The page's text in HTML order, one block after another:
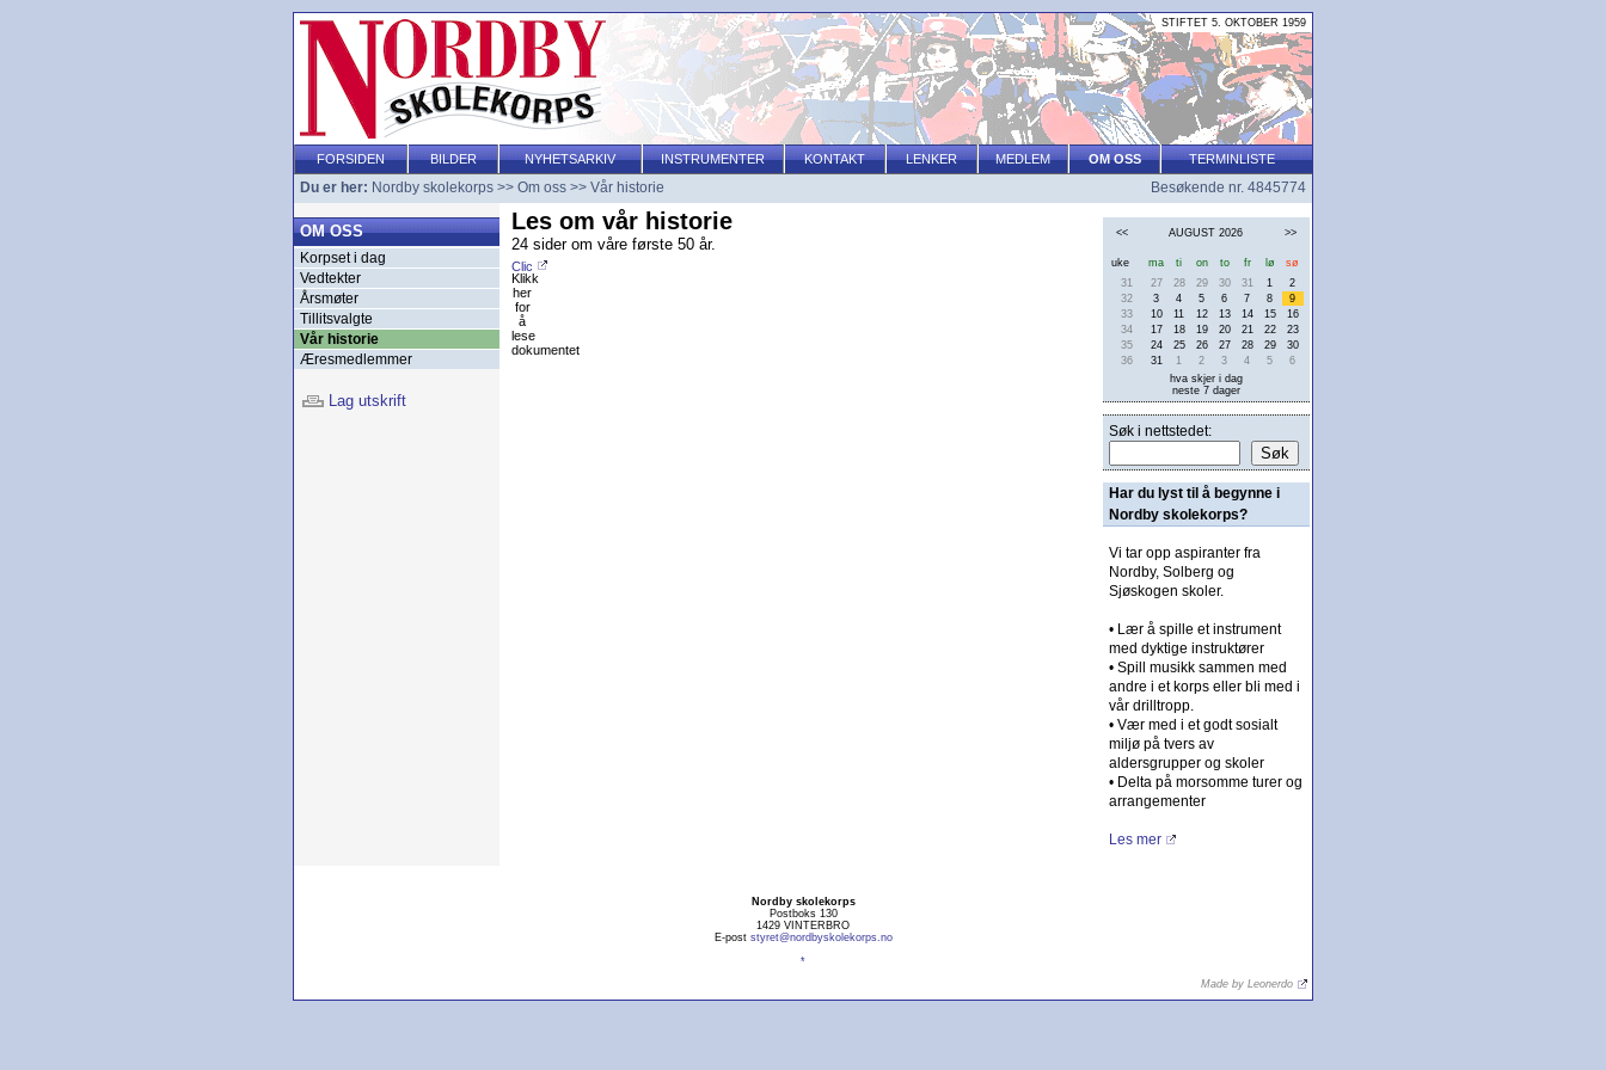
STIFTET 5. OKTOBER 1959
FORSIDEN BILDER NYHETSARKIV INSTRUMENTER KONTAKT LENKER MEDLEM OM OSS TERMINLISTE
Du er her: Nordby skolekorps >> Om oss >> Vår historie Besøkende nr. 4845774
OM OSS
Korpset i dag
Vedtekter
Årsmøter
Tillitsvalgte
Vår historie
Æresmedlemmer
Lag utskrift
Les om vår historie
24 sider om våre første 50 år.
Klikk
her
for
å
lese
dokumentet
<< AUGUST 2026 >>
uke ma ti on to fr lø
sø
31
27 28 29 30 31 1
2
32
3 4 5 6 7 8
9
33
10 11 12 13 14 15
16
34
17 18 19 20 21 22
23
35
24 25 26 27 28 29
30
36
31 1 2 3 4 5
6
hva skjer i dag
neste 7 dager
Søk i nettstedet:
Har du lyst til å begynne i
Nordby skolekorps?
Vi tar opp aspiranter fra
Nordby, Solberg og
Sjøskogen skoler.
• Lær å spille et instrument
med dyktige instruktører
• Spill musikk sammen med
andre i et korps eller bli med i
vår drilltropp.
• Vær med i et godt sosialt
miljø på tvers av
aldersgrupper og skoler
• Delta på morsomme turer og
arrangementer
Les mer
Nordby skolekorps
Postboks 130
1429 VINTERBRO
E-post styret@nordbyskolekorps.no
*
Made by Leonerdo